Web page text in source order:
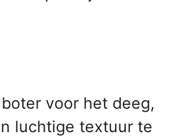
voor het deeg,
luchtige textuur te